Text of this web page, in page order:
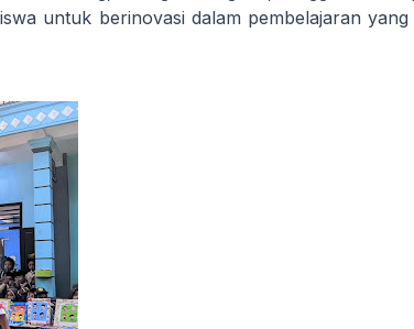
untuk berinovasi dalam pembelajaran